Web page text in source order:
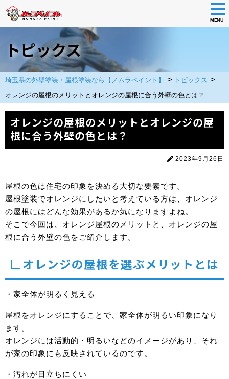
main
content
MENU
トピックス
埼玉県の外壁塗装・屋根塗装なら【ノムラペイント】 > トピックス >
オレンジの屋根のメリットとオレンジの屋根に合う外壁の色とは？
オレンジの屋根のメリットとオレンジの屋
根に合う外壁の色とは？
2023年9月26日
屋根の色は住宅の印象を決める大切な要素です。
屋根塗装でオレンジにしたいと考えている方は、オレンジ
の屋根にはどんな効果があるか気になりますよね。
そこで今回は、オレンジ屋根のメリットと、オレンジの屋
根に合う外壁の色をご紹介します。
□オレンジの屋根を選ぶメリットとは
・家全体が明るく見える
屋根をオレンジにすることで、家全体が明るい印象になり
ます。
オレンジには活動的・明るいなどのイメージがあり、それ
が家の印象にも反映されているのです。
・汚れが目立ちにくい